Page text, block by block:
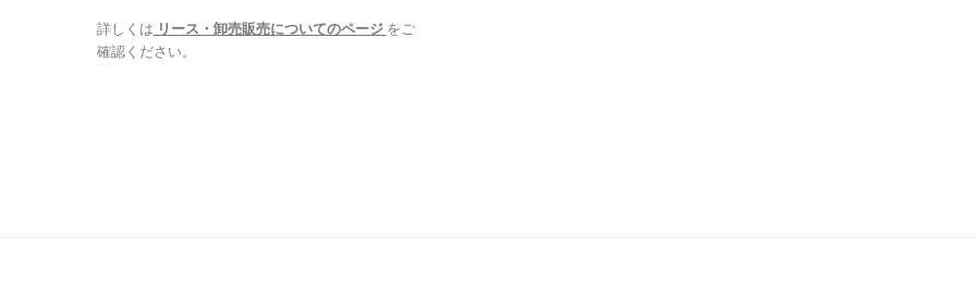
詳しくは リース・卸売販売についてのページ をご
確認ください。